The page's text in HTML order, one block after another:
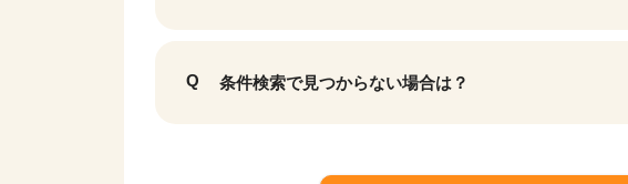
条件検索で見つからない場合は？